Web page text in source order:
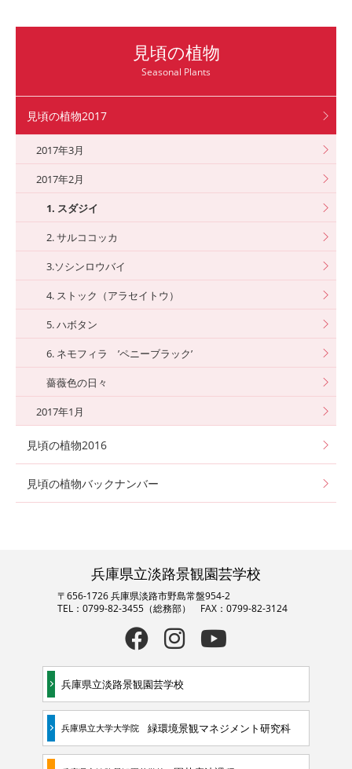
見頃の植物
Seasonal Plants
見頃の植物2017
2017年3月
2017年2月
1. スダジイ
2. サルココッカ
3.ソシンロウバイ
4. ストック（アラセイトウ）
5. ハボタン
6. ネモフィラ ’ペニーブラック’
薔薇色の日々
2017年1月
見頃の植物2016
見頃の植物バックナンバー
兵庫県立淡路景観園芸学校
〒656-1726 兵庫県淡路市野島常盤954-2
TEL：0799-82-3455（総務部） FAX：0799-82-3124
兵庫県立淡路景観園芸学校
兵庫県立大学大学院 緑環境景観マネジメント研究科